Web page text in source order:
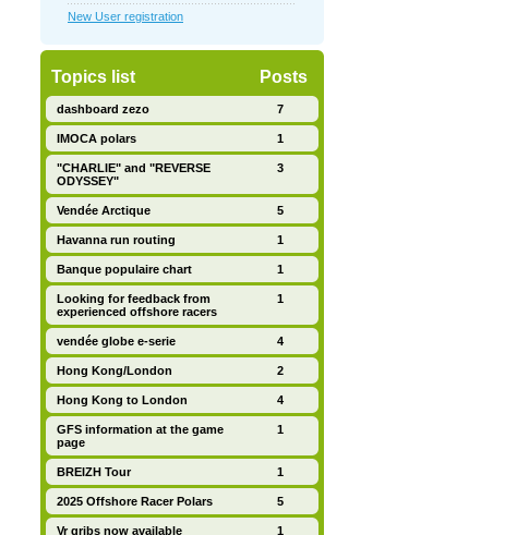
New User registration
Topics list Posts
dashboard zezo 7
IMOCA polars 1
"CHARLIE" and "REVERSE
ODYSSEY"
3
Vendée Arctique 5
Havanna run routing 1
Banque populaire chart 1
Looking for feedback from
experienced offshore racers
1
vendée globe e-serie 4
Hong Kong/London 2
Hong Kong to London 4
GFS information at the game
page
1
BREIZH Tour 1
2025 Offshore Racer Polars 5
Vr gribs now available 1